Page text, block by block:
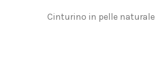
Cinturino in pelle naturale